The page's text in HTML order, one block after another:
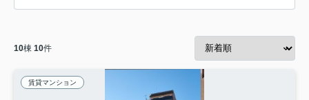
10棟 10件
賃貸マンション